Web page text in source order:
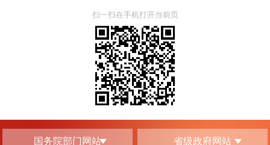
扫一扫在手机打开当前页
国务院部门网站 省级政府网站